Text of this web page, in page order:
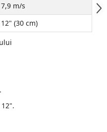
7,9 m/s
12" (30 cm)